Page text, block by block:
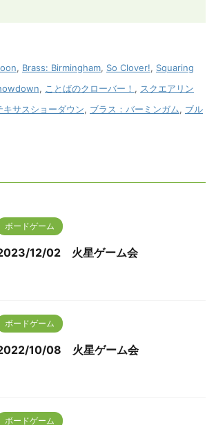
, Brass: Birmingham, So Clover!, Squaring
, ことばのクローバー！ , スクエアリン
キサスショーダウン, ブラス：バーミンガム, ブル
ボードゲーム
12/02 火星ゲーム会
ボードゲーム
10/08 火星ゲーム会
ボードゲーム